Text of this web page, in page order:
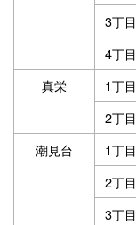
3丁目
4丁目
真栄
1丁目
2丁目
潮見台
1丁目
2丁目
3丁目